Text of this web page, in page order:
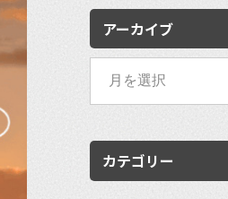
アーカイブ
カテゴリー